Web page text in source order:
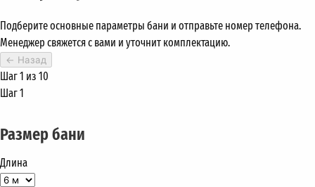
Подберите основные параметры бани и отправьте номер телефона.
Менеджер свяжется с вами и уточнит комплектацию.
← Назад
Шаг 1 из 10
Шаг 1
Размер бани
Длина